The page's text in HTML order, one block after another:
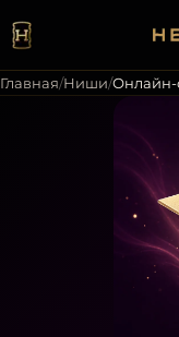
Главная/Ниши/Онлайн-